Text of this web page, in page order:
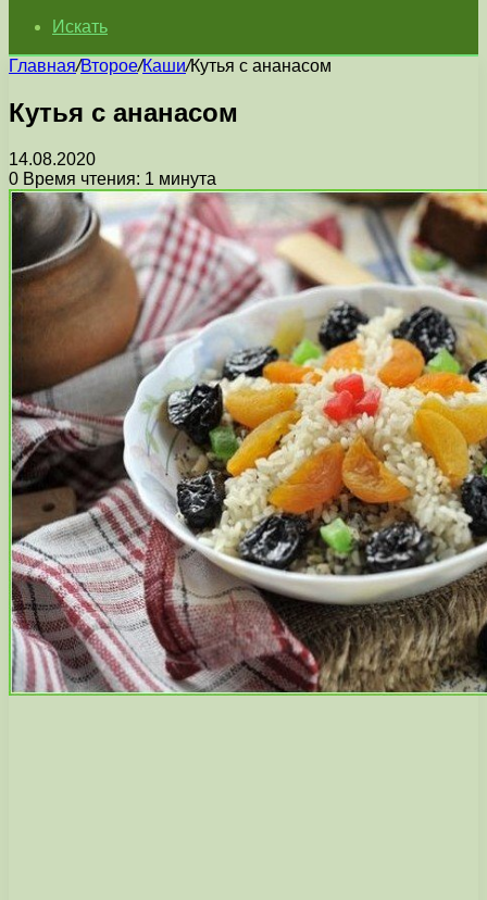
Искать
Главная/Второе/Каши/Кутья с ананасом
Кутья с ананасом
14.08.2020
0 Время чтения: 1 минута